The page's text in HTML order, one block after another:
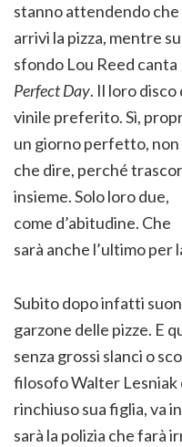
stanno attendendo che
arrivi la pizza, mentre
sfondo Lou Reed canta
Perfect Day. Il loro disco
vinile preferito. Sì,
un giorno perfetto, non
che dire, perché
insieme. Solo loro due,
come d’abitudine. Che
sarà anche l’ultimo per
Subito dopo infatti
garzone delle pizze. E
senza grossi slanci o
filosofo Walter Lesniak
rinchiuso sua figlia, va
sarà la polizia che farà